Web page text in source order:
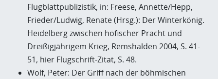
Flugblattpublizistik, in: Freese, Annette/Hepp,
Frieder/Ludwig, Renate (Hrsg.): Der Winterkönig.
Heidelberg zwischen höfischer Pracht und
Dreißigjährigem Krieg, Remshalden 2004, S. 41-
51, hier Flugschrift-Zitat, S. 48.
Wolf, Peter: Der Griff nach der böhmischen